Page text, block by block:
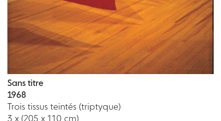
Sans titre
1968
Trois tissus teintés (triptyque)
3 x (205 x 110 cm)